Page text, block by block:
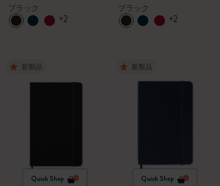
ブラック
+2
ブラック
+2
新製品
Quick Shop
新製品
Quick Shop